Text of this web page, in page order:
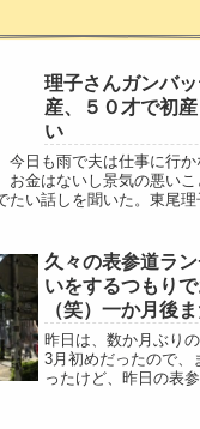
理子さんガンバ
産、５０才で初
い
今日も雨で夫は仕事に行
お金はないし景気の悪い
たい話しを聞いた。東尾
久々の表参道ラ
いをするつもり
（笑）一か月後
＾
昨日は、数か月ぶり
3月初めだったので、
ったけど、昨日の表